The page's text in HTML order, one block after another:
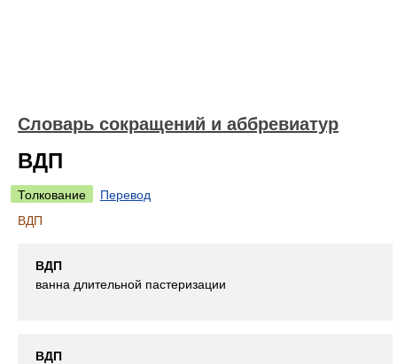
Словарь сокращений и аббревиатур
ВДП
Толкование
Перевод
ВДП
ВДП
ванна длительной пастеризации
ВДП